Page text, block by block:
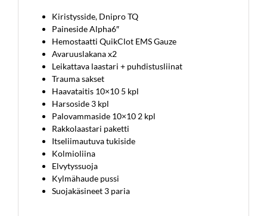
Kiristysside, Dnipro TQ
Paineside Alpha6″
Hemostaatti QuikClot EMS Gauze
Avaruuslakana x2
Leikattava laastari + puhdistusliinat
Trauma sakset
Haavataitis 10×10 5 kpl
Harsoside 3 kpl
Palovammaside 10×10 2 kpl
Rakkolaastari paketti
Itseliimautuva tukiside
Kolmioliina
Elvytyssuoja
Kylmähaude pussi
Suojakäsineet 3 paria